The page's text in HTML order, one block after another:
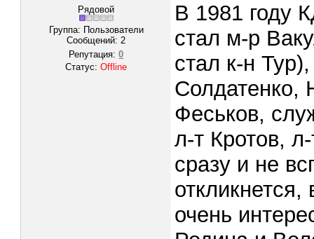
Рядовой
Группа: Пользователи
Сообщений:2
Репутация:0
Статус:Offline
В 1981 году
стал м-р
стал к-н
Солдатенко,
Феськов,
л-т Кротов,
сразу и не
очень